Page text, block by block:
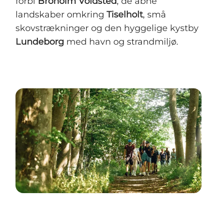
landskaber omkring Tiselholt, små
skovstrækninger og den hyggelige kystby
Lundeborg med havn og strandmiljø.